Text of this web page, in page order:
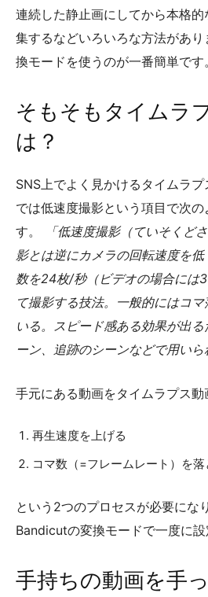
連続した静止画にしてから本格
集するなどいろいろな方法があ
換モードを使うのが一番簡単です。
そもそもタイムラ
は？
SNS上でよく見かけるタイムラ
では低速度撮影という項目で次の
す。
低速度撮影（ていそくど
影とは逆にカメラの回転速度を
数を24枚/秒（ビデオの場合には
て撮影する技法。一般的にはコ
いる。スピード感ある効果が出
ーン、追跡のシーンなどで用いら
手元にある動画をタイムラプス動
再生速度を上げる
コマ数（=フレームレート）を落
という2つのプロセスが必要にな
Bandicutの変換モードで一度に設
手持ちの動画を手